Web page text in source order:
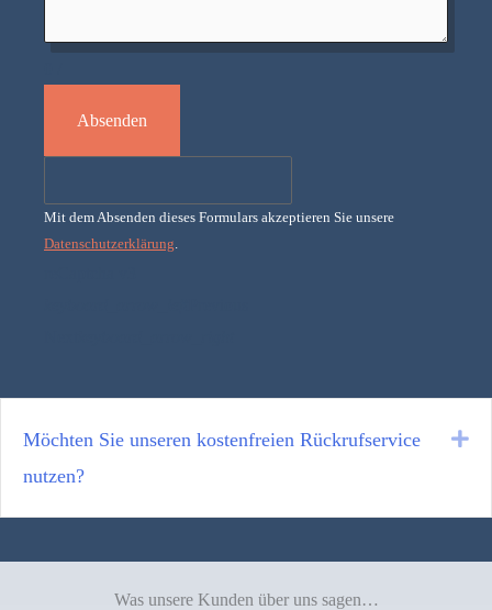
Absenden
Mit dem Absenden dieses Formulars akzeptieren Sie unsere
Datenschutzerklärung.
Möchten Sie unseren kostenfreien Rückrufservice
nutzen?
Was unsere Kunden über uns sagen…